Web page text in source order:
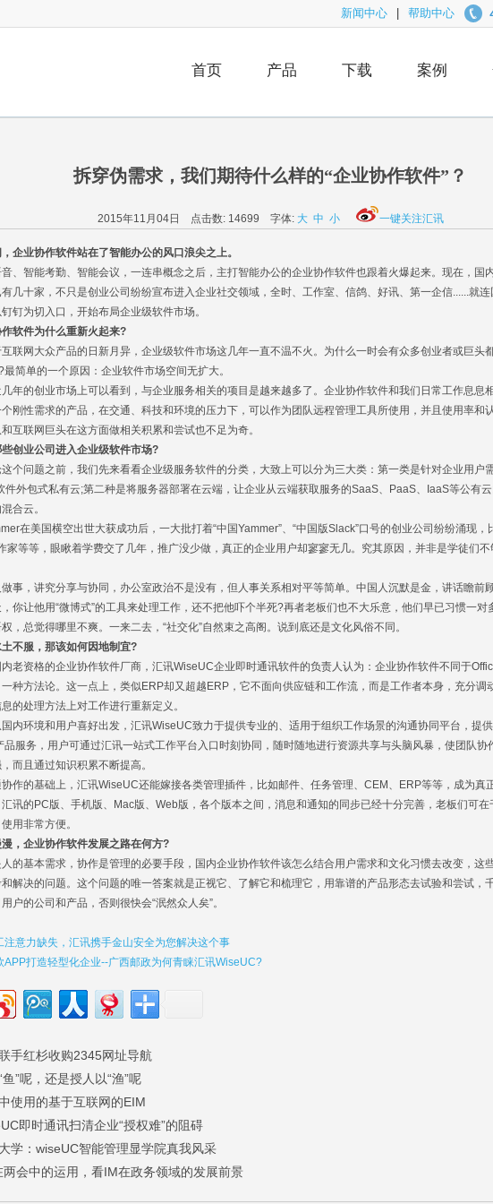
新闻中心 帮助中心
首页 产品 下载 案例
拆穿伪需求，我们期待什么样的“企业协作软件”？
2015年11月04日 点击数:14699 字体: 大 中 小 一键关注汇讯
业协作软件站在了智能办公的风口浪尖之上。
智能考勤、智能会议，一连串概念之后，主打智能办公的企业协作软件也跟着火爆起来。现在，国
几十家，不只是创业公司纷纷宣布进入企业社交领域，全时、工作室、信鸽、好讯、第一企信......就
钉为切入口，开始布局企业级软件市场。
件为什么重新火起来?
网大众产品的日新月异，企业级软件市场这几年一直不温不火。为什么一时会有众多创业者或巨头
最简单的一个原因：企业软件市场空间无扩大。
的创业市场上可以看到，与企业服务相关的项目是越来越多了。企业协作软件和我们日常工作息息
个刚性需求的产品，在交通、科技和环境的压力下，可以作为团队远程管理工具所使用，并且使用率和
互联网巨头在这方面做相关积累和尝试也不足为奇。
业公司进入企业级软件市场?
问题之前，我们先来看看企业级服务软件的分类，大致上可以分为三大类：第一类是针对企业用户
件外包式私有云;第二种是将服务器部署在云端，让企业从云端获取服务的SaaS、PaaS、IaaS等公有
合云。
在美国横空出世大获成功后，一大批打着“中国Yammer”、“中国版Slack”口号的创业公司纷纷涌现，
家等等，眼瞅着学费交了几年，推广没少做，真正的企业用户却寥寥无几。究其原因，并非是学徒们
，讲究分享与协同，办公室政治不是没有，但人事关系相对平等简单。中国人沉默是金，讲话瞻前
你让他用“微博式”的工具来处理工作，还不把他吓个半死?再者老板们也不大乐意，他们早已习惯一对
，总觉得哪里不爽。一来二去，“社交化”自然束之高阁。说到底还是文化风俗不同。
服，那该如何因地制宜?
资格的企业协作软件厂商，汇讯WiseUC企业即时通讯软件的负责人认为：企业协作软件不同于
种方法论。这一点上，类似ERP却又超越ERP，它不面向供应链和工作流，而是工作者本身，充分调
的处理方法上对工作进行重新定义。
环境和用户喜好出发，汇讯WiseUC致力于提供专业的、适用于组织工作场景的沟通协同平台，提
品服务，用户可通过汇讯一站式工作平台入口时刻协同，随时随地进行资源共享与头脑风暴，使团队协
而且通过知识积累不断提高。
的基础上，汇讯WiseUC还能嫁接各类管理插件，比如邮件、任务管理、CEM、ERP等等，成为真
讯的PC版、手机版、Mac版、Web版，各个版本之间，消息和通知的同步已经十分完善，老板们可在
用非常方便。
企业协作软件发展之路在何方?
基本需求，协作是管理的必要手段，国内企业协作软件该怎么结合用户需求和文化习惯去改变，这
解决的问题。这个问题的唯一答案就是正视它、了解它和梳理它，用靠谱的产品形态去试验和尝试，
户的公司和产品，否则很快会“泯然众人矣”。
注意力缺失，汇讯携手金山安全为您解决这个事
APP打造轻型化企业--广西邮政为何青睐汇讯WiseUC?
手红杉收购2345网址导航
”呢，还是授人以“渔”呢
使用的基于互联网的EIM
即时通讯扫清企业“授权难”的阻碍
学：wiseUC智能管理显学院真我风采
两会中的运用，看IM在政务领域的发展前景